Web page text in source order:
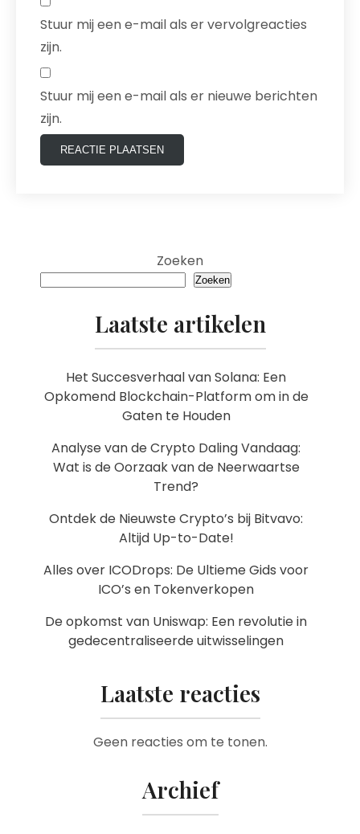
Stuur mij een e-mail als er vervolgreacties
zijn.
Stuur mij een e-mail als er nieuwe berichten
zijn.
Zoeken
Zoeken
Laatste artikelen
Het Succesverhaal van Solana: Een
Opkomend Blockchain-Platform om in de
Gaten te Houden
Analyse van de Crypto Daling Vandaag:
Wat is de Oorzaak van de Neerwaartse
Trend?
Ontdek de Nieuwste Crypto’s bij Bitvavo:
Altijd Up-to-Date!
Alles over ICODrops: De Ultieme Gids voor
ICO’s en Tokenverkopen
De opkomst van Uniswap: Een revolutie in
gedecentraliseerde uitwisselingen
Laatste reacties
Geen reacties om te tonen.
Archief